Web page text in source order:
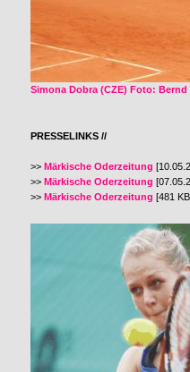
Simona Dobra (CZE) Foto: Bernd
PRESSELINKS //
>> Märkische Oderzeitung
>> Märkische Oderzeitung
>> Märkische Oderzeitung [481